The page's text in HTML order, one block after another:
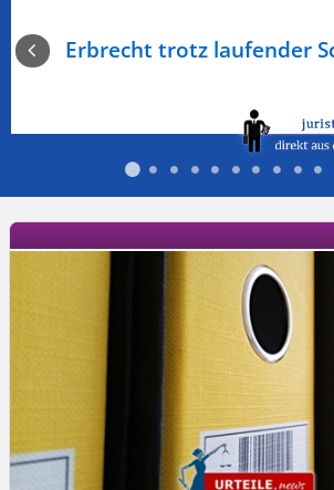
Erbrecht trotz laufender